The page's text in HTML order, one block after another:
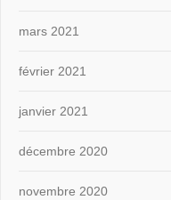
mars 2021
février 2021
janvier 2021
décembre 2020
novembre 2020